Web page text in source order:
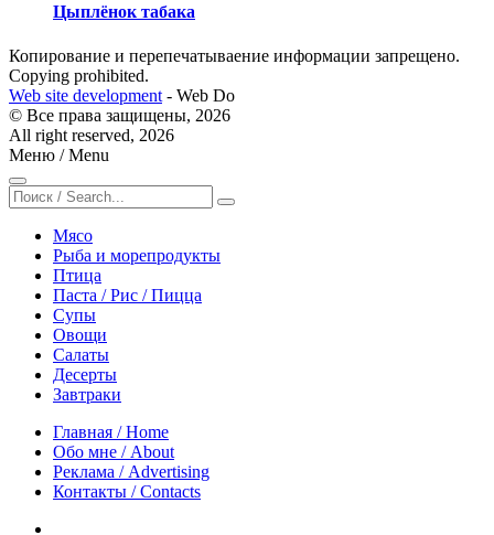
Цыплёнок табака
Копирование и перепечатываение информации запрещено.
Сopying prohibited.
Web site development - Web Do
© Все права защищены, 2026
All right reserved, 2026
Меню / Menu
Мясо
Рыба и морепродукты
Птица
Паста / Рис / Пицца
Супы
Овощи
Салаты
Десерты
Завтраки
Главная / Home
Обо мне / About
Реклама / Advertising
Контакты / Contacts